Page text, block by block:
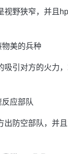
视野狭窄，并且
美的兵种
吸引对方的火力
应部队
出防空部队，并